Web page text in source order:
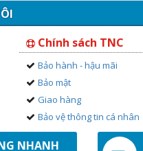
Chính sách TNC
Bảo hành - hậu mãi
Bảo mật
Giao hàng
Bảo vệ thông tin cá nhân
NHANH